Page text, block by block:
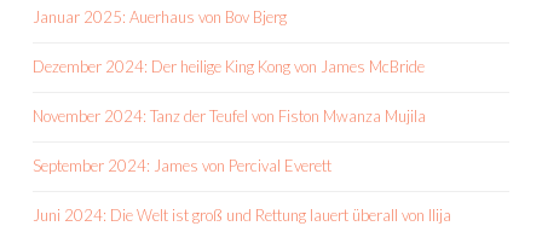
Januar 2025: Auerhaus von Bov Bjerg
Dezember 2024: Der heilige King Kong von James McBride
November 2024: Tanz der Teufel von Fiston Mwanza Mujila
September 2024: James von Percival Everett
Juni 2024: Die Welt ist groß und Rettung lauert überall von Ilija